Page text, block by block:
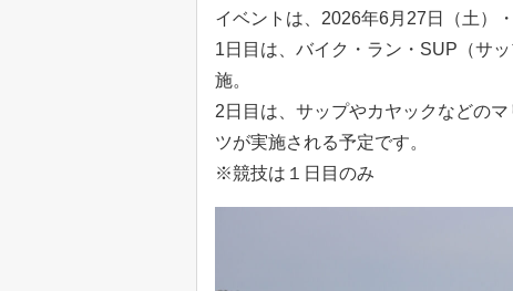
イベントは、2026年6月27日（土）
1日目は、バイク・ラン・SUP（サ
施。
2日目は、サップやカヤックなどの
ツが実施される予定です。
※競技は１日目のみ